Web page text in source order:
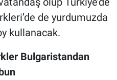
de yurdumuzda
kullanacak.
Bulgaristandan